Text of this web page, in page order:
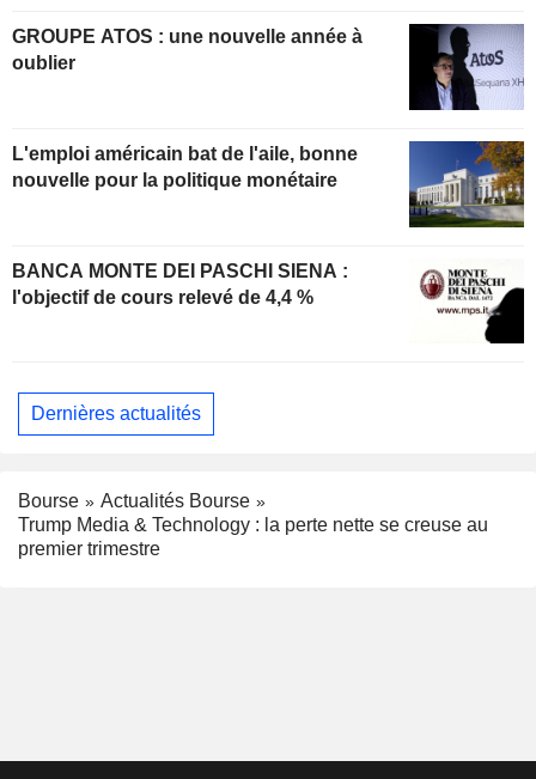
GROUPE ATOS : une nouvelle année à
oublier
L'emploi américain bat de l'aile, bonne
nouvelle pour la politique monétaire
BANCA MONTE DEI PASCHI SIENA :
l'objectif de cours relevé de 4,4 %
Dernières actualités
Bourse
Actualités Bourse
Trump Media & Technology : la perte nette se creuse au
premier trimestre